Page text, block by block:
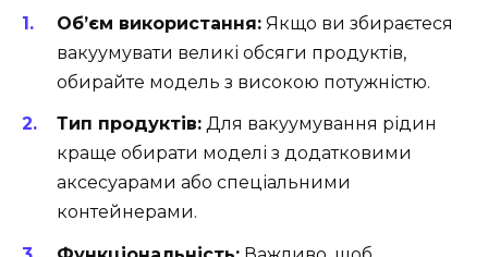
Об’єм використання: Якщо ви збираєтеся
вакуумувати великі обсяги продуктів,
обирайте модель з високою потужністю.
Тип продуктів: Для вакуумування рідин
краще обирати моделі з додатковими
аксесуарами або спеціальними
контейнерами.